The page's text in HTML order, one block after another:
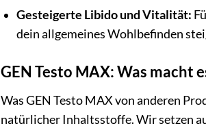
Gesteigerte Libido und Vitalität:
dein allgemeines Wohlbefinden
GEN Testo MAX: Was macht
Was GEN Testo MAX von anderen
natürlicher Inhaltsstoffe. Wir setzen